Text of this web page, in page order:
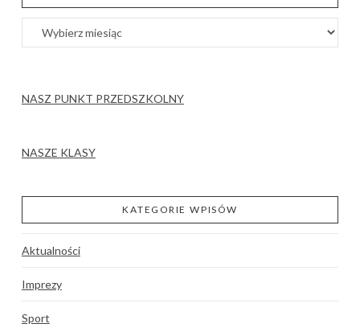
Archiwa
NASZ PUNKT PRZEDSZKOLNY
NASZE KLASY
KATEGORIE WPISÓW
Aktualności
Imprezy
Sport